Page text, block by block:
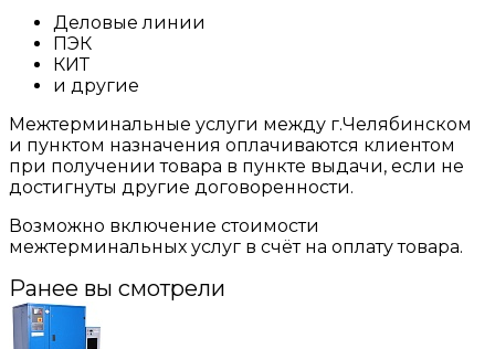
Деловые линии
ПЭК
КИТ
и другие
Межтерминальные услуги между г.Челябинском
и пунктом назначения оплачиваются клиентом
при получении товара в пункте выдачи, если не
достигнуты другие договоренности.
Возможно включение стоимости
межтерминальных услуг в счёт на оплату товара.
Ранее вы смотрели